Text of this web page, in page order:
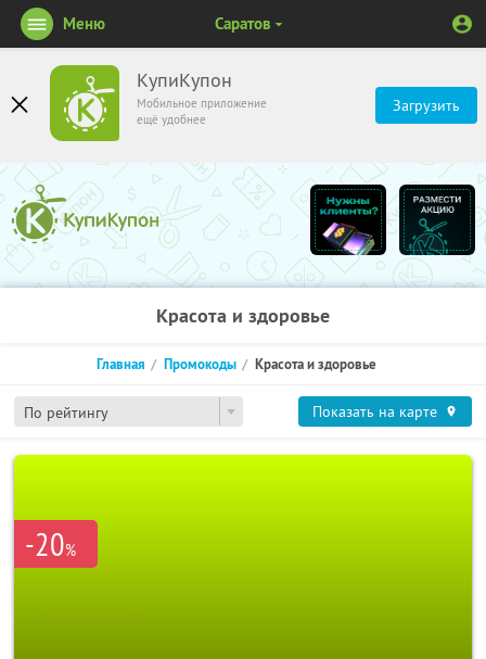
КупиКупон
Мобильное приложение
ещё удобнее
Загрузить
Меню Саратов
Красота и здоровье
По рейтингу
Главная Промокоды Красота и здоровье
Показать на карте
-20%